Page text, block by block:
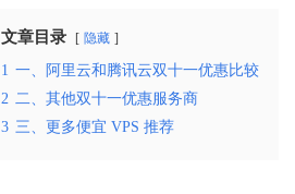
文章目录 隐藏
1 一、阿里云和腾讯云双十一优惠比较
2 二、其他双十一优惠服务商
3 三、更多便宜 VPS 推荐